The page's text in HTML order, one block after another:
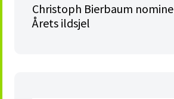
Christoph Bierbaum
Årets ildsjel